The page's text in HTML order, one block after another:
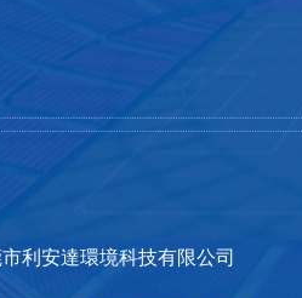
利安達環境科技有限公司